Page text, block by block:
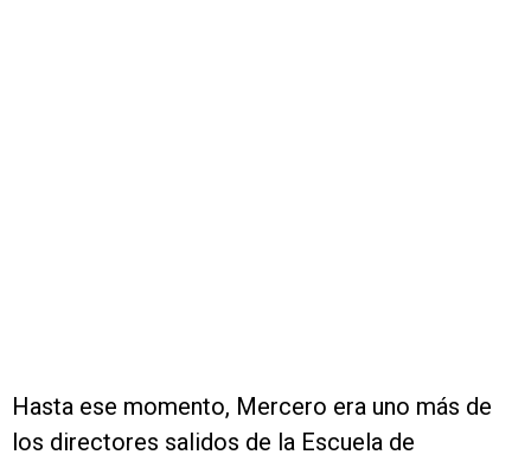
Hasta ese momento, Mercero era uno más de
los directores salidos de la Escuela de